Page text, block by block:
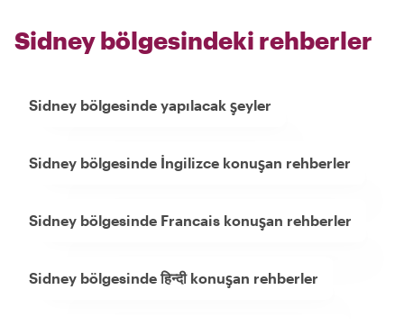
Sidney bölgesindeki rehberler
Sidney bölgesinde yapılacak şeyler
Sidney bölgesinde İngilizce konuşan rehberler
Sidney bölgesinde Francais konuşan rehberler
Sidney bölgesinde हिन्दी konuşan rehberler